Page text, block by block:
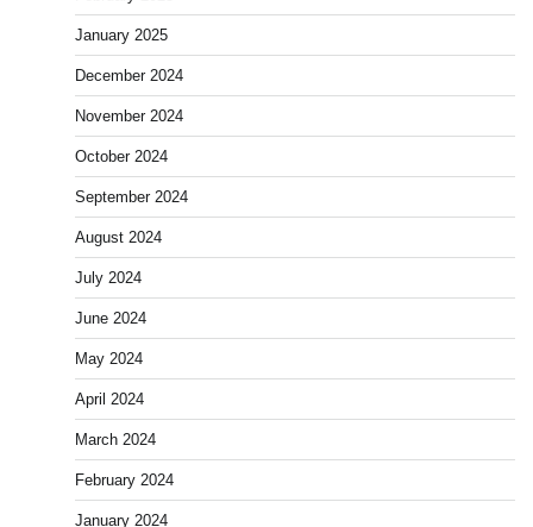
January 2025
December 2024
November 2024
October 2024
September 2024
August 2024
July 2024
June 2024
May 2024
April 2024
March 2024
February 2024
January 2024